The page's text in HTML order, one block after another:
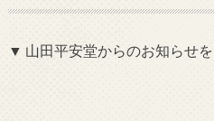
▼ 山田平安堂からのお知らせ